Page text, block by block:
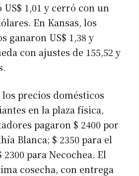
1,01 y cerró con un
En Kansas, los
ganaron US$ 1,38 y
con ajustes de 155,52 y
precios domésticos
en la plaza física,
pagaron $ 2400 por
Blanca; $ 2350 para el
para Necochea. El
cosecha, con entrega